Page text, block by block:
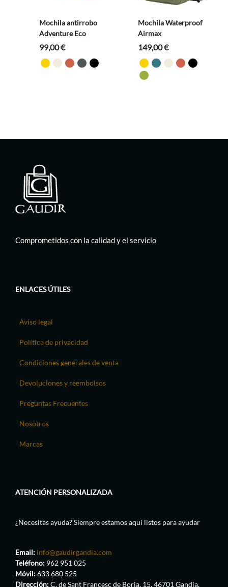
Mochila antirrobo
Adventure Eco
99,00€
Mochila Waterproof
Airmax
149,00€
Comprometidos con la calidad y el servicio
ENLACES ÚTILES
Aviso legal
Política de privacidad
Condiciones generales de venta
Devoluciones y reembolsos
Preguntas Frecuentes
Nosotros
Marcas
ATENCIÓN PERSONALIZADA
¿Necesitas ayuda? Siempre estamos aquí listos para ayudar
Email: info@gaudirgandia.com
Teléfono: 962 951 025
Móvil:633 680 525
Dirección:C. de Sant Francesc de Borja, 15, 46701 Gandia,